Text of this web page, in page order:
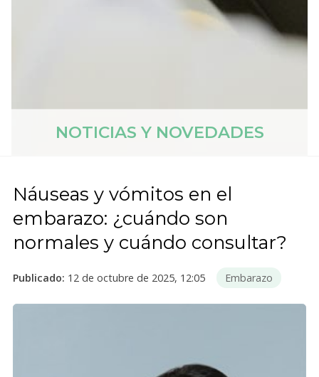
NOTICIAS Y NOVEDADES
Náuseas y vómitos en el
embarazo: ¿cuándo son
normales y cuándo consultar?
Publicado: 12 de octubre de 2025, 12:05 Embarazo